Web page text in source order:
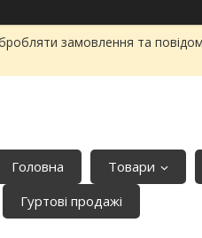
замовлення та
Головна Товари
Гуртові продажі